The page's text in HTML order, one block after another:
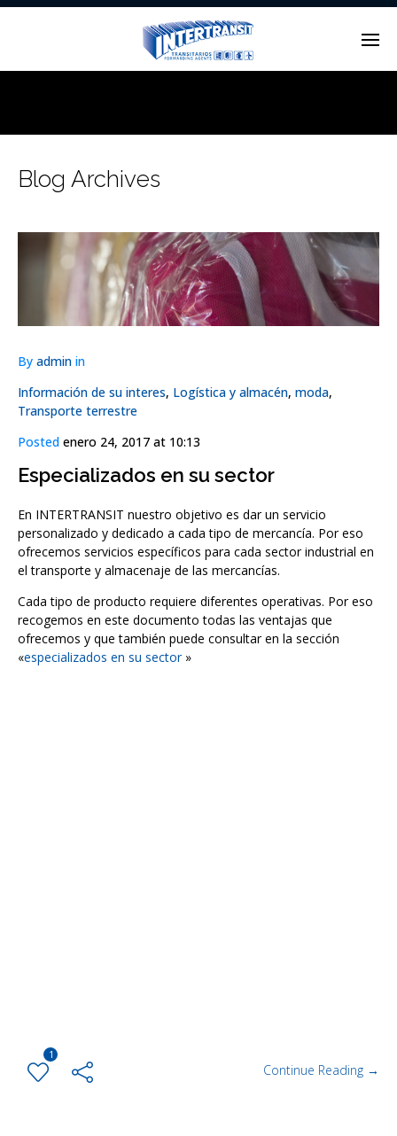
Blog Archives
By admin in
Información de su interes, Logística y almacén, moda,
Transporte terrestre
Posted enero 24, 2017 at 10:13
Especializados en su sector
En INTERTRANSIT nuestro objetivo es dar un servicio
personalizado y dedicado a cada tipo de mercancía. Por eso
ofrecemos servicios específicos para cada sector industrial en
el transporte y almacenaje de las mercancías.
Cada tipo de producto requiere diferentes operativas. Por eso
recogemos en este documento todas las ventajas que
ofrecemos y que también puede consultar en la sección
«especializados en su sector»
1
Continue Reading →